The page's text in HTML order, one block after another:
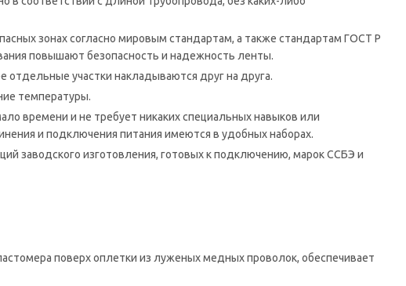
зонах согласно мировым стандартам, а также стандартам ГОСТ Р
повышают безопасность и надежность ленты.
отдельные участки накладываются друг на друга.
температуры.
времени и не требует никаких специальных навыков или
и подключения питания имеются в удобных наборах.
заводского изготовления, готовых к подключению, марок ССБЭ и
поверх оплетки из луженых медных проволок, обеспечивает